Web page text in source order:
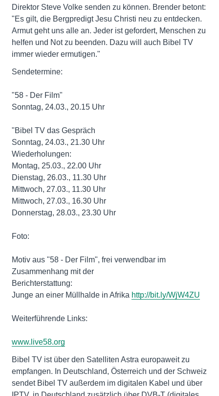
Direktor Steve Volke senden zu können. Brender betont:
"Es gilt, die Bergpredigt Jesu Christi neu zu entdecken.
Armut geht uns alle an. Jeder ist gefordert, Menschen zu
helfen und Not zu beenden. Dazu will auch Bibel TV
immer wieder ermutigen."
Sendetermine:
"58 - Der Film"
Sonntag, 24.03., 20.15 Uhr
"Bibel TV das Gespräch
Sonntag, 24.03., 21.30 Uhr
Wiederholungen:
Montag, 25.03., 22.00 Uhr
Dienstag, 26.03., 11.30 Uhr
Mittwoch, 27.03., 11.30 Uhr
Mittwoch, 27.03., 16.30 Uhr
Donnerstag, 28.03., 23.30 Uhr
Foto:
Motiv aus "58 - Der Film", frei verwendbar im
Zusammenhang mit der
Berichterstattung:
Junge an einer Müllhalde in Afrika http://bit.ly/WjW4ZU
Weiterführende Links:
www.live58.org
Bibel TV ist über den Satelliten Astra europaweit zu
empfangen. In Deutschland, Österreich und der Schweiz
sendet Bibel TV außerdem im digitalen Kabel und über